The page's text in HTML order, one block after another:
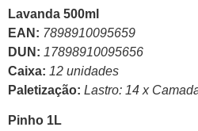
Lavanda 500ml
EAN: 7898910095659
DUN: 17898910095656
Caixa: 12 unidades
Paletização: Lastro: 14 x
Pinho 1L